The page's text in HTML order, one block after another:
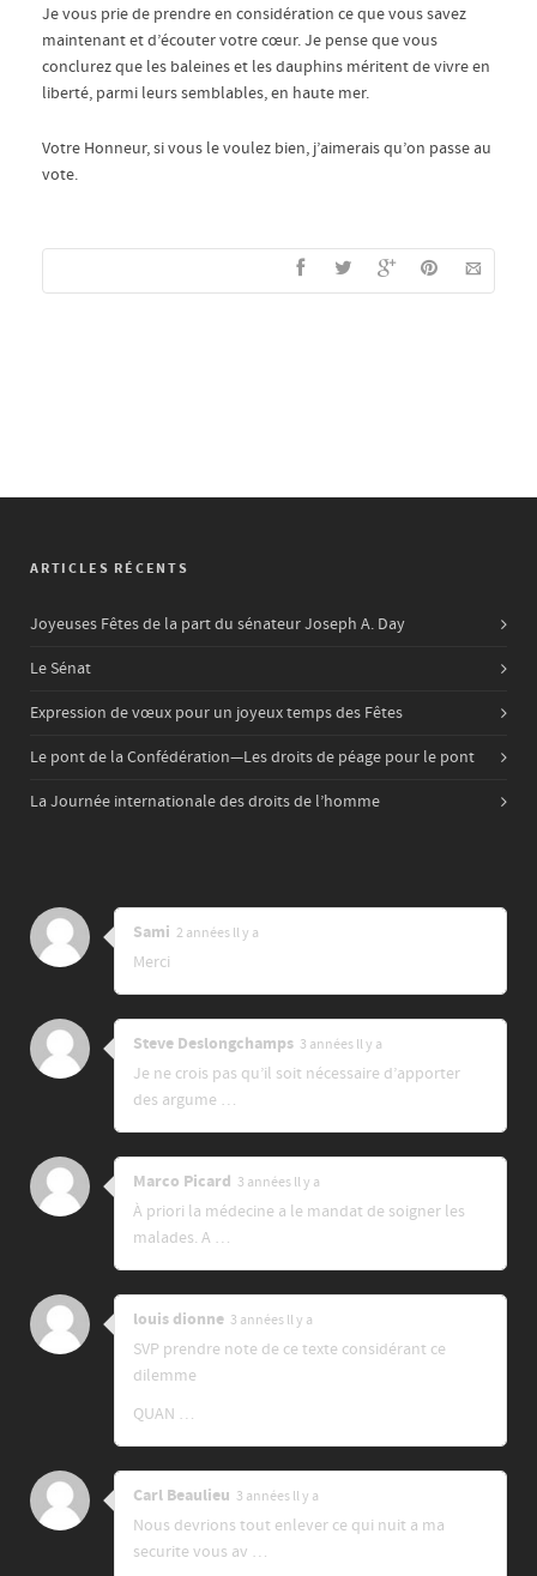
Je vous prie de prendre en considération ce que vous savez
maintenant et d’écouter votre cœur. Je pense que vous
conclurez que les baleines et les dauphins méritent de vivre en
liberté, parmi leurs semblables, en haute mer.
Votre Honneur, si vous le voulez bien, j’aimerais qu’on passe au
vote.
ARTICLES RÉCENTS
Joyeuses Fêtes de la part du sénateur Joseph A. Day
Le Sénat
Expression de vœux pour un joyeux temps des Fêtes
Le pont de la Confédération—Les droits de péage pour le pont
La Journée internationale des droits de l’homme
Sami 2 années ll y a
Merci
Steve Deslongchamps 3 années ll y a
Je ne crois pas qu’il soit nécessaire d’apporter
des argume …
Marco Picard 3 années ll y a
À priori la médecine a le mandat de soigner les
malades. A …
louis dionne 3 années ll y a
SVP prendre note de ce texte considérant ce
dilemme
QUAN …
Carl Beaulieu 3 années ll y a
Nous devrions tout enlever ce qui nuit a ma
securite vous av …